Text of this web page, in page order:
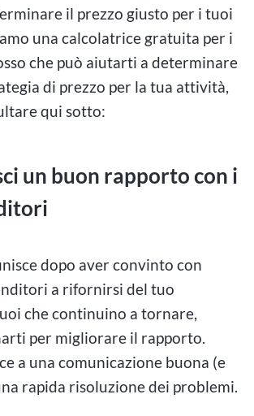
il prezzo giusto per i tuoi
una calcolatrice gratuita per i
che può aiutarti a determinare
di prezzo per la tua attività,
qui sotto:
un buon rapporto con i
dopo aver convinto con
a rifornirsi del tuo
che continuino a tornare,
per migliorare il rapporto.
a una comunicazione buona (e
rapida risoluzione dei problemi.